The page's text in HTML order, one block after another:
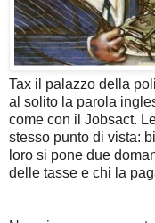
Tax il palazzo della
al solito la parola
come con il Jobsact.
stesso punto di vista:
loro si pone due
delle tasse e chi la